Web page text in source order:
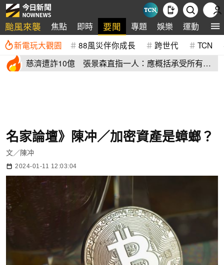
颱風來襲 焦點 即時 要聞 專題 娛樂 運動 全
新電玩大觀園 88風災伴你成長 跨世代 TCN
慈濟遭詐10億 張景森直指一人：應概括承受所有責
名家論壇》陳冲／加密資產是蟑螂？
文／陳冲
2024-01-11 12:03:04